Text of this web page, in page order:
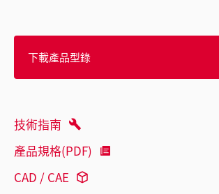
下載產品型錄
技術指南
產品規格(PDF)
CAD / CAE